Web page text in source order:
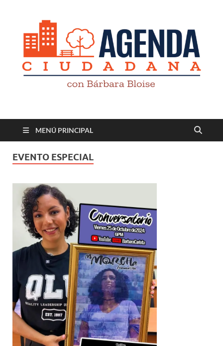
Revista digital
MENÚ PRINCIPAL
EVENTO ESPECIAL